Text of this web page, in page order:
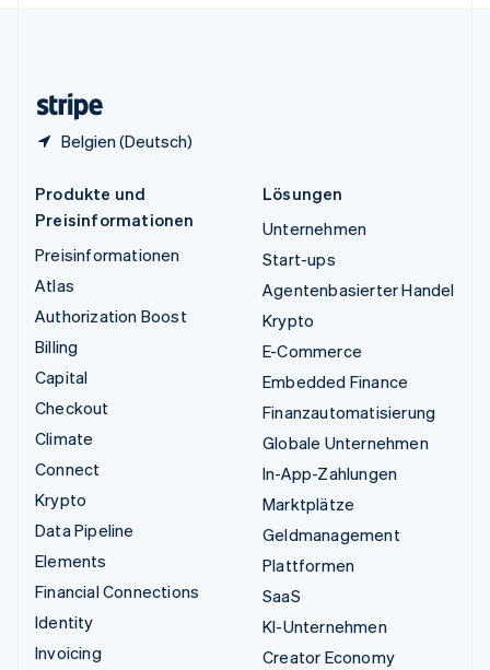
Belgien (Deutsch)
Produkte und
Preisinformationen
Preisinformationen
Atlas
Authorization Boost
Billing
Capital
Checkout
Climate
Connect
Krypto
Data Pipeline
Elements
Financial Connections
Identity
Invoicing
Lösungen
Unternehmen
Start-ups
Agentenbasierter Handel
Krypto
E-Commerce
Embedded Finance
Finanzautomatisierung
Globale Unternehmen
In-App-Zahlungen
Marktplätze
Geldmanagement
Plattformen
SaaS
KI-Unternehmen
Creator Economy